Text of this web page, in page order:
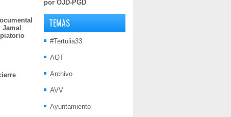
por OJD-PGD
TEMAS
#Tertulia33
AOT
Archivo
AVV
Ayuntamiento